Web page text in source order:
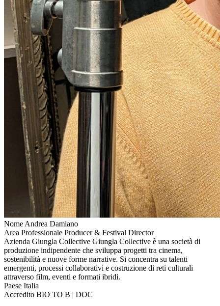
Nome Andrea Damiano
Area Professionale Producer & Festival Director
Azienda Giungla Collective Giungla Collective è una società di
produzione indipendente che sviluppa progetti tra cinema,
sostenibilità e nuove forme narrative. Si concentra su talenti
emergenti, processi collaborativi e costruzione di reti culturali
attraverso film, eventi e formati ibridi.
Paese Italia
Accredito BIO TO B | DOC